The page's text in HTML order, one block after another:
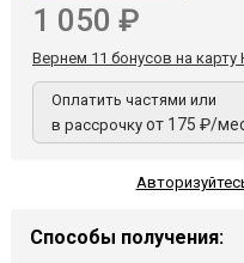
1 050 ₽
Вернем 11 бонусов на карту
Оплатить частями или
в рассрочку от 175 ₽/
Способы получения: